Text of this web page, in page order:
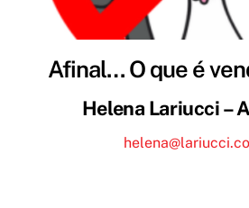
Afinal… O que é
Helena Lariucci –